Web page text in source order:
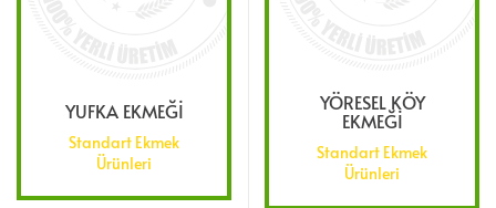
YUFKA EKMEĞİ
Standart Ekmek
Ürünleri
YÖRESEL KÖY
EKMEĞİ
Standart Ekmek
Ürünleri